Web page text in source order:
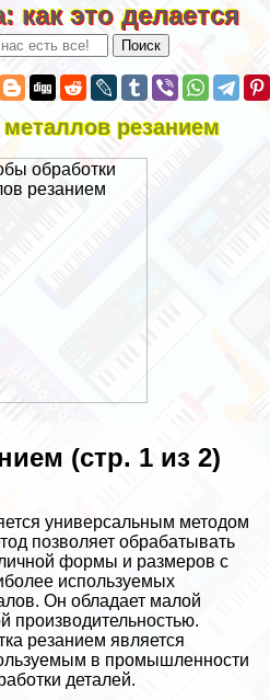
как это делается
резанием
(стр. 1 из 2)
универсальным методом
позволяет обpaбатывать
формы и размеров с
используемых
Он обладает малой
производительностью.
резанием является
в промышленности
деталей.